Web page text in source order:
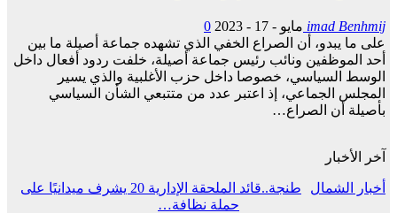
imad Benhmij مايو - 17 - 2023
0
على ما يبدو، أن الصراع الخفي الذي تشهده جماعة أصيلة ما بين
أحد الموظفين ونائب رئيس جماعة أصيلة، خلفت ردود أفعال داخل
الوسط السياسي، خصوصا داخل حزب الأغلبية والذي يسير
المجلس الجماعي، إذ اعتبر عدد من متتبعي الشأن السياسي
بأصيلة أن الصراع…
آخر الأخبار
أخبار الشمال
طنجة..قائد الملحقة الإدارية 20 يشرف ميدانيًا على
حملة نظافة…